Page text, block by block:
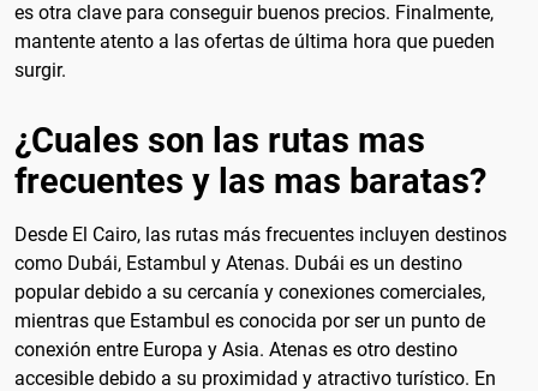
es otra clave para conseguir buenos precios. Finalmente,
mantente atento a las ofertas de última hora que pueden
surgir.
¿Cuales son las rutas mas
frecuentes y las mas baratas?
Desde El Cairo, las rutas más frecuentes incluyen destinos
como Dubái, Estambul y Atenas. Dubái es un destino
popular debido a su cercanía y conexiones comerciales,
mientras que Estambul es conocida por ser un punto de
conexión entre Europa y Asia. Atenas es otro destino
accesible debido a su proximidad y atractivo turístico. En